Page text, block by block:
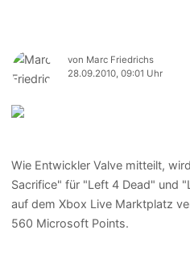
von Marc Friedrichs
28.09.2010, 09:01 Uhr
Wie Entwickler Valve mitteilt,
Sacrifice" für "Left 4 Dead" und
auf dem Xbox Live Marktplatz
560 Microsoft Points.